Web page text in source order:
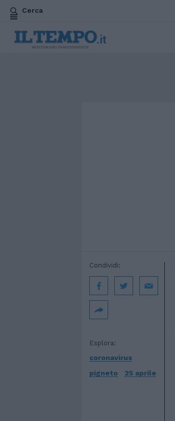
Cerca
Esplora:
coronavirus
pigneto
25 aprile
Condividi: